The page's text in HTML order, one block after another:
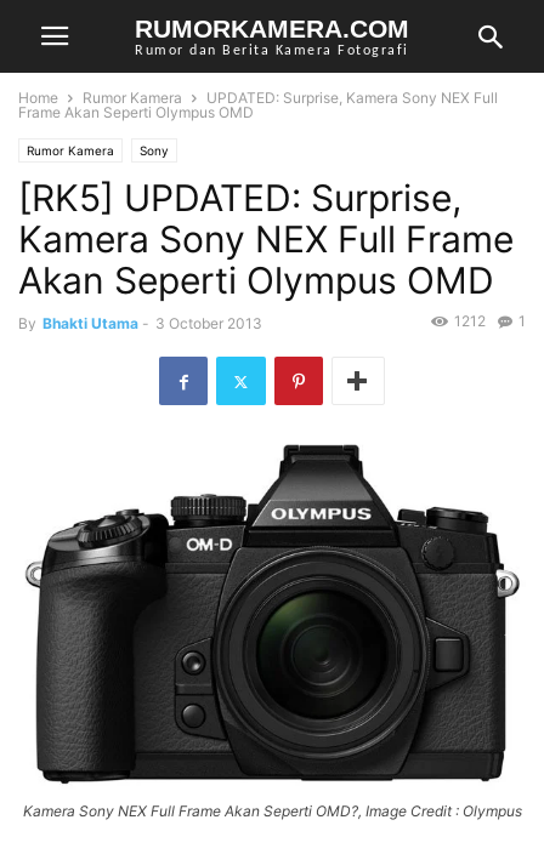
RUMORKAMERA.COM
Rumor dan Berita Kamera Fotografi
Home Rumor Kamera
UPDATED: Surprise, Kamera Sony NEX Full
Frame Akan Seperti Olympus OMD
Rumor Kamera Sony
[RK5] UPDATED: Surprise,
Kamera Sony NEX Full Frame
Akan Seperti Olympus OMD
By Bhakti Utama - 3 October 2013 1
1212
Kamera Sony NEX Full Frame Akan Seperti OMD?, Image Credit : Olympus